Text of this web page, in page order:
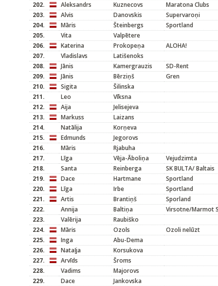
202.
Aleksandrs Kuznecovs
Maratona Clubs
203.
Alvis Danovskis
Supervaroņi
204.
Māris Šteinbergs
Sportland
205.
Vita
Valpētere
206.
Katerina Prokopeņa
ALOHA!
207.
Vladislavs
Latišenoks
208.
Jānis Kamergrauzis
SD-Rent
209.
Jānis Bērziņš
Gren
210.
Sigita
Šilinska
211.
Leo
Vīksna
212.
Aija
Jelisejeva
213.
Markuss
Laizans
214.
Natālija
Korņeva
215.
Edmunds
Jegorovs
216.
Māris
Rjabuha
217.
Līga Vēja-Āboliņa
Vejudzimta
218.
Santa Reinberga
SK BULTA/ Baltais
219.
Dace Hartmane
Sportland
220.
Līga Irbe
Sportland
221.
Artis Brantiņš
Sporland
222.
Annija Baltiņa
Virsotne/Marmot
223.
Valērija
Raubiško
224.
Māris Ozols
Ozoli nelūzt
225.
Inga
Abu-Dema
226.
Nataļja
Korsukova
227.
Arvīds
Šroms
228.
Vadims
Majorovs
229.
Dace
Jankovska